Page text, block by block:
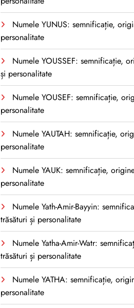
Numele YUNUS: semnificație,
personalitate
Numele YOUSSEF: semnificație,
și personalitate
Numele YOUSEF: semnificație,
personalitate
Numele YAUTAH: semnificație,
personalitate
Numele YAUK: semnificație,
personalitate
Numele Yath-Amir-Bayyin:
trăsături și personalitate
Numele Yatha-Amir-Watr:
trăsături și personalitate
Numele YATHA: semnificație,
personalitate